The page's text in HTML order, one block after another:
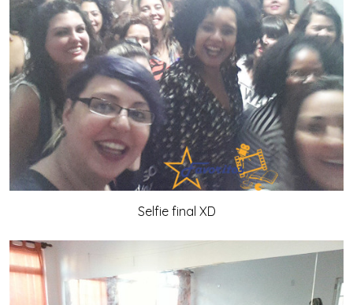
Selfie final XD